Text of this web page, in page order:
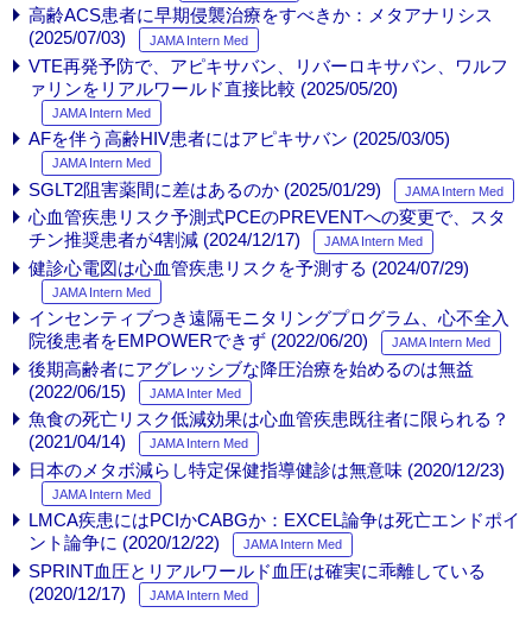
高齢ACS患者に早期侵襲治療をすべきか：メタアナリシス
(2025/07/03)
JAMA Intern Med
VTE再発予防で、アピキサバン、リバーロキサバン、ワルフ
ァリンをリアルワールド直接比較 (2025/05/20)
JAMA Intern Med
AFを伴う高齢HIV患者にはアピキサバン (2025/03/05)
JAMA Intern Med
SGLT2阻害薬間に差はあるのか (2025/01/29) JAMA Intern Med
心血管疾患リスク予測式PCEのPREVENTへの変更で、スタ
チン推奨患者が4割減 (2024/12/17)
JAMA Intern Med
健診心電図は心血管疾患リスクを予測する (2024/07/29)
JAMA Intern Med
インセンティブつき遠隔モニタリングプログラム、心不全入
院後患者をEMPOWERできず (2022/06/20)
JAMA Intern Med
後期高齢者にアグレッシブな降圧治療を始めるのは無益
(2022/06/15)
JAMA Inter Med
魚食の死亡リスク低減効果は心血管疾患既往者に限られる？
(2021/04/14)
JAMA Intern Med
日本のメタボ減らし特定保健指導健診は無意味 (2020/12/23)
JAMA Intern Med
LMCA疾患にはPCIかCABGか：EXCEL論争は死亡エンドポイ
ント論争に (2020/12/22)
JAMA Intern Med
SPRINT血圧とリアルワールド血圧は確実に乖離している
(2020/12/17)
JAMA Intern Med